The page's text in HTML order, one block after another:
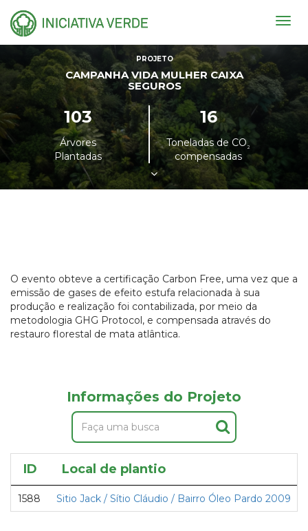
PROJETO
CAMPANHA VIDA MULHER CAIXA
SEGUROS
103
Árvores
Plantadas
16
Toneladas de CO²
compensadas
O evento obteve a certificação Carbon Free, uma vez que a
emissão de gases de efeito estufa relacionada à sua
produção e realização foi contabilizada, por meio da
metodologia GHG Protocol, e compensada através do
restauro florestal de mata atlântica.
Informações do Projeto
ID Local de plantio
1588 Sitio Jack / Sítio Cláudio / Bairro Óleo Pardo 2009